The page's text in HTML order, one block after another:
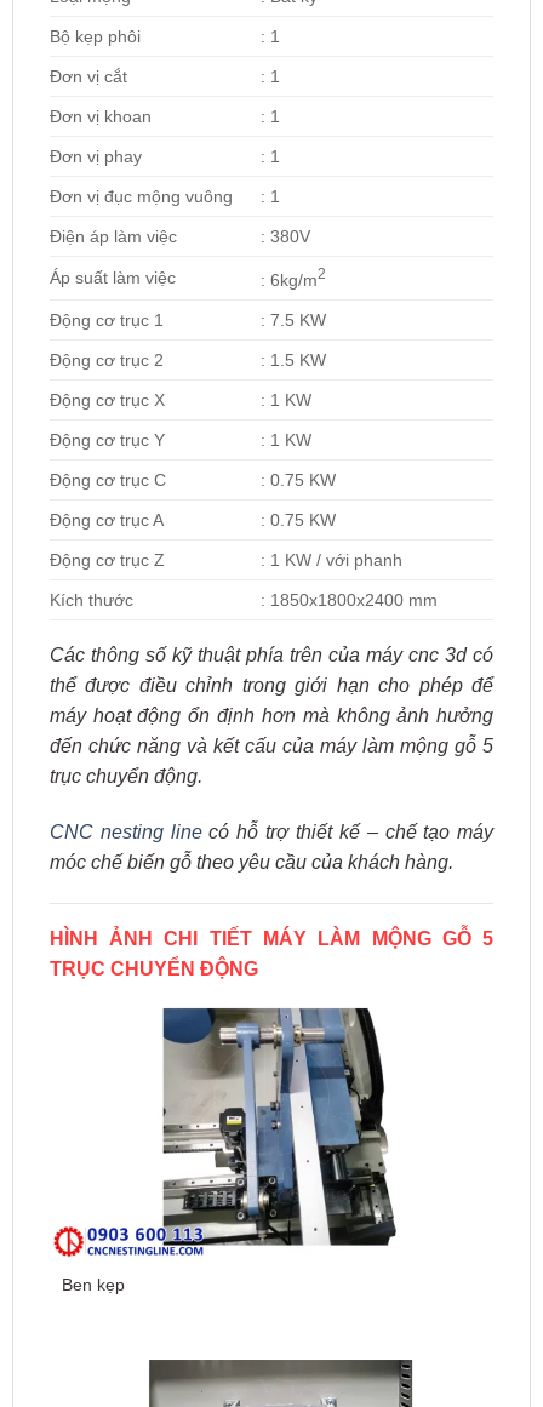
Bộ kẹp phôi : 1
Đơn vị cắt : 1
Đơn vị khoan : 1
Đơn vị phay : 1
Đơn vị đục mộng vuông : 1
Điện áp làm việc : 380V
Áp suất làm việc : 6kg/m2
Động cơ trục 1 : 7.5 KW
Động cơ trục 2 : 1.5 KW
Động cơ trục X : 1 KW
Động cơ trục Y : 1 KW
Động cơ trục C : 0.75 KW
Động cơ trục A : 0.75 KW
Động cơ trục Z : 1 KW / với phanh
Kích thước : 1850x1800x2400 mm
Các thông số kỹ thuật phía trên của máy cnc 3d có
thể được điều chỉnh trong giới hạn cho phép để
máy hoạt động ổn định hơn mà không ảnh hưởng
đến chức năng và kết cấu của máy làm mộng gỗ 5
trục chuyển động.
CNC nesting linecó hỗ trợ thiết kế – chế tạo máy
móc chế biến gỗ theo yêu cầu của khách hàng.
HÌNH ẢNH CHI TIẾT MÁY LÀM MỘNG GỖ 5
TRỤC CHUYỂN ĐỘNG
Ben kẹp